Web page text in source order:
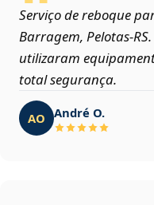
Serviço de reboque
Barragem,
utilizaram
total segurança.
AO André O.